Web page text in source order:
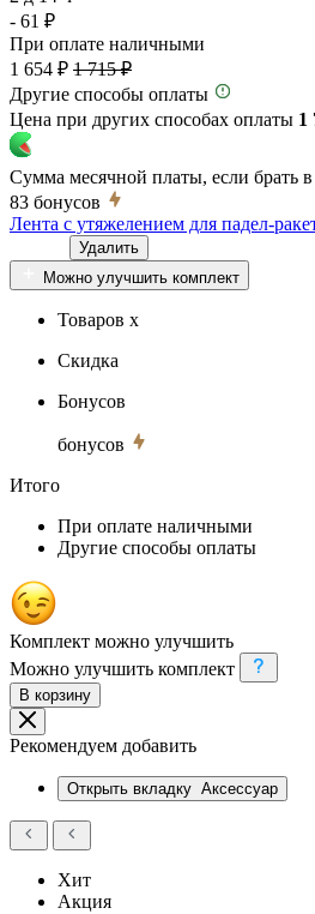
- 61 ₽
При оплате наличными
1 654 ₽ 1 715 ₽
Другие способы оплаты
Цена при других способах оплаты 1
Сумма месячной платы, если брать в
83 бонусов
Лента с утяжелением для падел-
Удалить
Можно улучшить комплект
Товаров x
Скидка
Бонусов
бонусов
Итого
При оплате наличными
Другие способы оплаты
Комплект можно улучшить
Можно улучшить комплект
В корзину
Рекомендуем добавить
Открыть вкладку Аксессуар
Хит
Акция